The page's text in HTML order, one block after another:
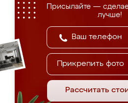
Присылайте —
лучше!
Прикрепить фото
Рассчитать